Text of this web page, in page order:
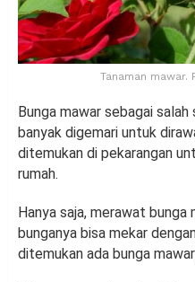
Tanaman mawar.
Bunga mawar sebagai
banyak digemari untuk
ditemukan di pekarangan
rumah.
Hanya saja, merawat
bunganya bisa mekar
ditemukan ada bunga